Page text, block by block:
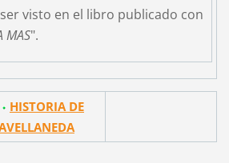
visto en el libro publicado con
MAS".
HISTORIA DE